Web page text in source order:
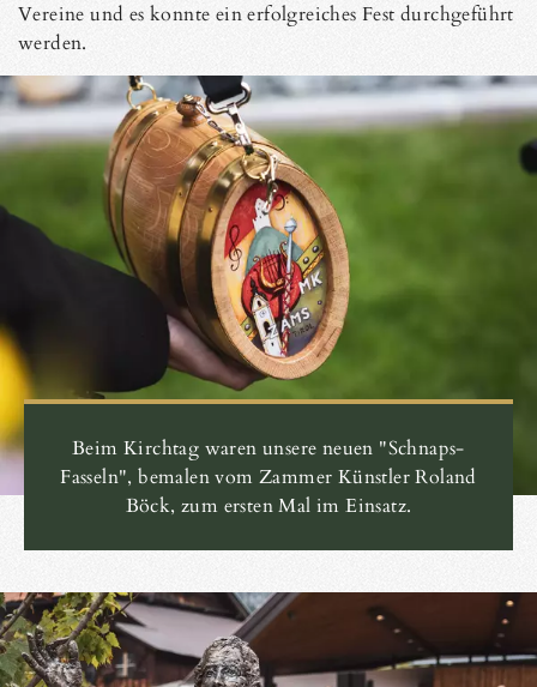
Vereine und es konnte ein erfolgreiches Fest durchgeführt
werden.
Beim Kirchtag waren unsere neuen "Schnaps-
Fasseln", bemalen vom Zammer Künstler Roland
Böck, zum ersten Mal im Einsatz.